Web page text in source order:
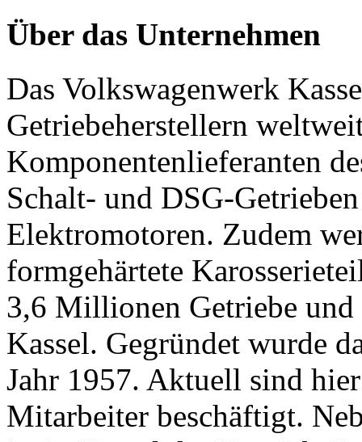
Über das Unternehmen
Das Volkswagenwerk
Getriebeherstellern
Komponentenlieferanten
Schalt- und DSG-
Elektromotoren. Zudem
formgehärtete
3,6 Millionen Getriebe
Kassel. Gegründet wurde
Jahr 1957. Aktuell sind
Mitarbeiter beschäftigt.